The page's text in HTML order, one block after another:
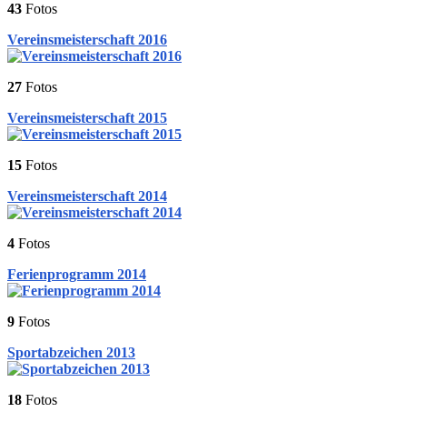
43 Fotos
Vereinsmeisterschaft 2016
27 Fotos
Vereinsmeisterschaft 2015
15 Fotos
Vereinsmeisterschaft 2014
4 Fotos
Ferienprogramm 2014
9 Fotos
Sportabzeichen 2013
18 Fotos